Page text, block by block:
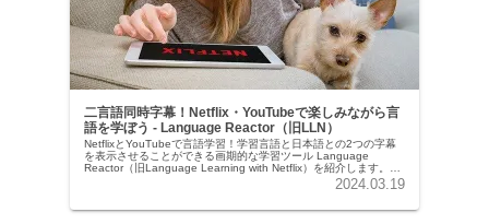
二言語同時字幕！Netflix・YouTubeで楽しみながら言
語を学ぼう - Language Reactor（旧LLN）
NetflixとYouTubeで言語学習！学習言語と日本語との2つの字幕
を表示させることができる画期的な学習ツール Language
Reactor（旧Language Learning with Netflix）を紹介します。お
2024.03.19